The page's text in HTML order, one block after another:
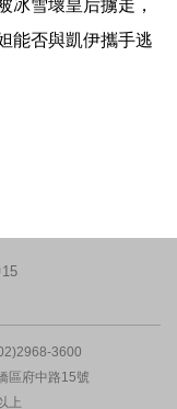
冰雪壞皇后擄走，
能否與凱伊攜手逃
15
3600
區府中路15號
上